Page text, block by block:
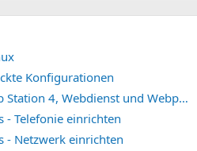
Konfigurationen
Synology DSM 7.2/7.3, Web Station 4, Webdienst und Webportal erstellen (ehemals vHost)
- Telefonie einrichten
- Netzwerk einrichten